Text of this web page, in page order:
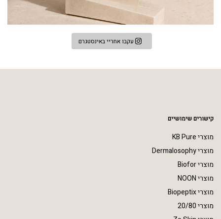
עקבו אחריי באינסטגרם
קישורים שימושיים
מוצרי KB Pure
מוצרי Dermalosophy
מוצרי Biofor
מוצרי NOON
מוצרי Biopeptix
מוצרי 20/80